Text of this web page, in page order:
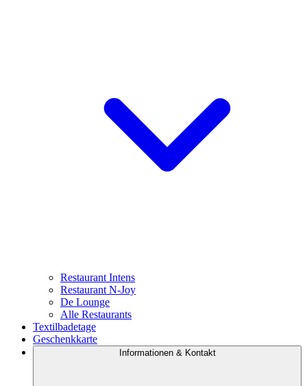
Restaurant Intens
Restaurant N-Joy
De Lounge
Alle Restaurants
Textilbadetage
Geschenkkarte
Informationen & Kontakt